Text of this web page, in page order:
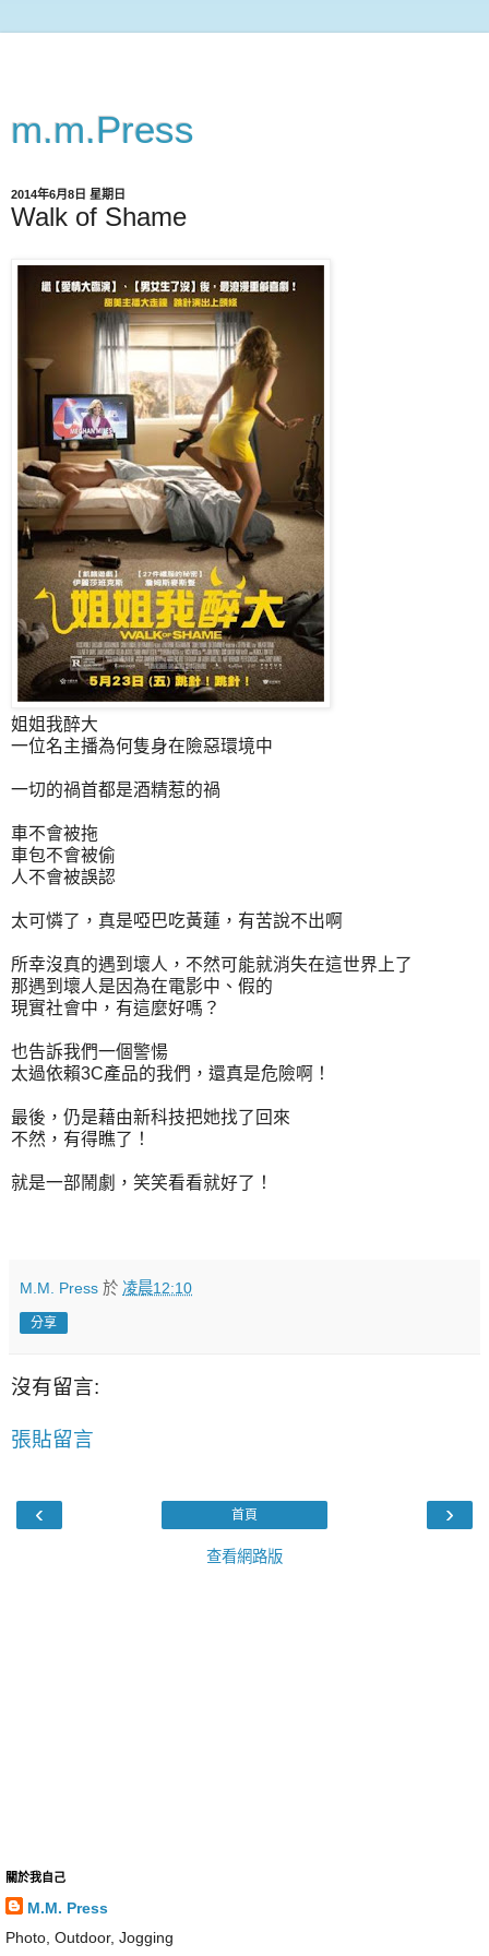
m.m.Press
2014年6月8日 星期日
Walk of Shame
姐姐我醉大
一位名主播為何隻身在險惡環境中
一切的禍首都是酒精惹的禍
車不會被拖
車包不會被偷
人不會被誤認
太可憐了，真是啞巴吃黃蓮，有苦說不出啊
所幸沒真的遇到壞人，不然可能就消失在這世界上了
那遇到壞人是因為在電影中、假的
現實社會中，有這麼好嗎？
也告訴我們一個警愓
太過依賴3C產品的我們，還真是危險啊！
最後，仍是藉由新科技把她找了回來
不然，有得瞧了！
就是一部鬧劇，笑笑看看就好了！
M.M. Press 於 凌晨12:10
分享
沒有留言:
張貼留言
‹ ›
首頁
查看網路版
關於我自己
M.M. Press
Photo, Outdoor, Jogging